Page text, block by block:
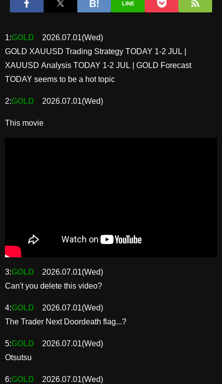
LINE
1:GOLD
2026.07.01(Wed)
GOLD XAUUSD Trading Strategy TODAY 1-2 JUL |
XAUUSD Analysis TODAY 1-2 JUL | GOLD Forecast
TODAY seems to be a hot topic
2:GOLD 2026.07.01(Wed)
This movie
3:GOLD
2026.07.01(Wed)
Can't you delete this video?
4:GOLD
2026.07.01(Wed)
The Trader Next Doordeath flag...?
5:GOLD
2026.07.01(Wed)
Otsutsu
6:GOLD
2026.07.01(Wed)